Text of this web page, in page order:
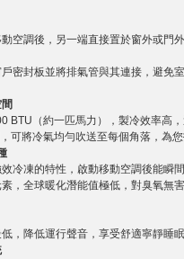
空調後，另一端直接置於窗外或門
密封板並將排氣管與其連接，避免
BTU（約一匹馬力），製冷效率高
可將冷氣均勻吹送至每個角落，為您
冷凍的特性，啟動移動空調後能瞬
，全球暖化潛能值極低，對臭氧無
，降低運行聲音，享受舒適寧靜睡眠